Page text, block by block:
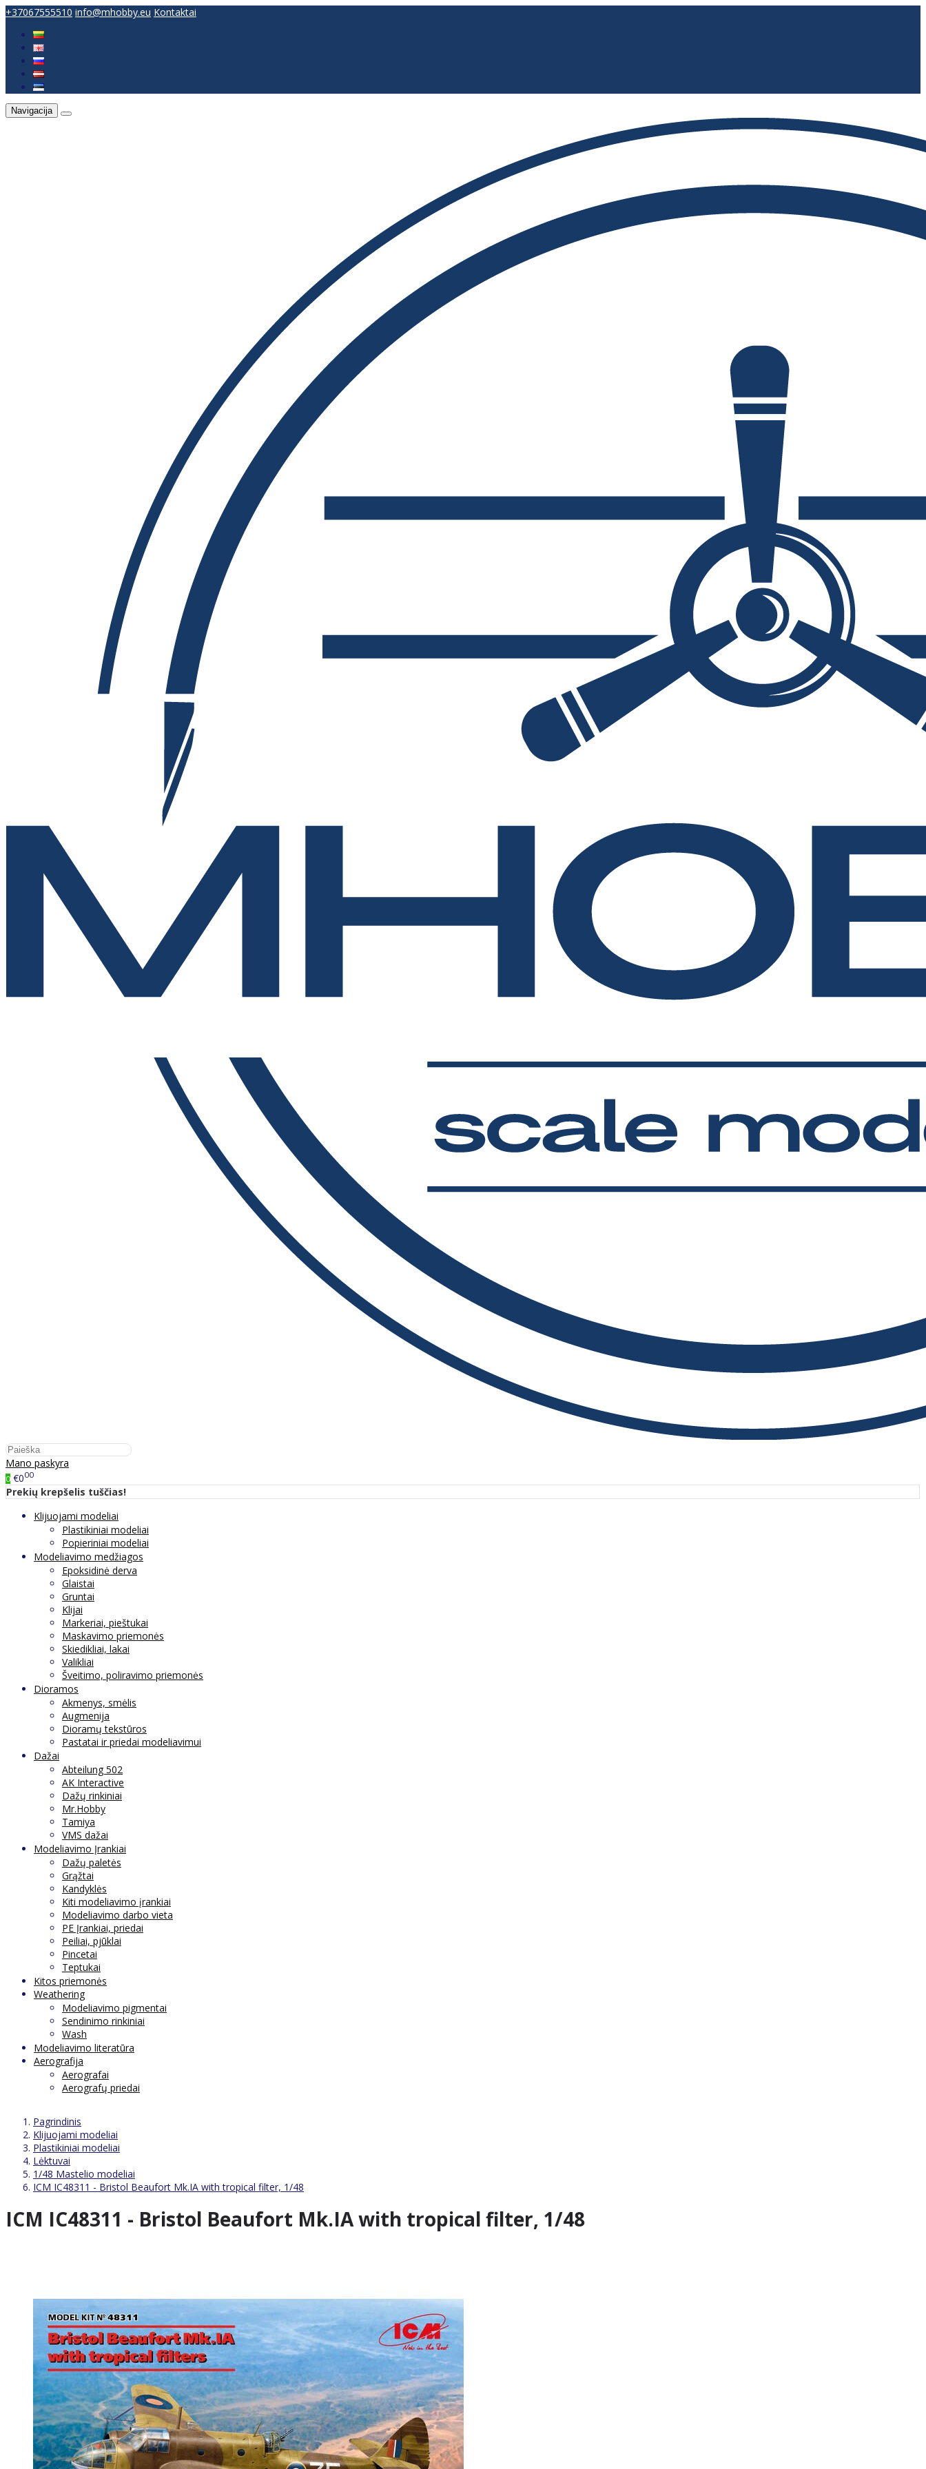
+37067555510 info@mhobby.eu Kontaktai
Navigacija
Mano paskyra
0 €000
Prekių krepšelis tuščias!
Klijuojami modeliai
Plastikiniai modeliai
Popieriniai modeliai
Modeliavimo medžiagos
Epoksidinė derva
Glaistai
Gruntai
Klijai
Markeriai, pieštukai
Maskavimo priemonės
Skiedikliai, lakai
Valikliai
Šveitimo, poliravimo priemonės
Dioramos
Akmenys, smėlis
Augmenija
Dioramų tekstūros
Pastatai ir priedai modeliavimui
Dažai
Abteilung 502
AK Interactive
Dažų rinkiniai
Mr.Hobby
Tamiya
VMS dažai
Modeliavimo Įrankiai
Dažų paletės
Grąžtai
Kandyklės
Kiti modeliavimo įrankiai
Modeliavimo darbo vieta
PE Įrankiai, priedai
Peiliai, pjūklai
Pincetai
Teptukai
Kitos priemonės
Weathering
Modeliavimo pigmentai
Sendinimo rinkiniai
Wash
Modeliavimo literatūra
Aerografija
Aerografai
Aerografų priedai
Pagrindinis
Klijuojami modeliai
Plastikiniai modeliai
Lėktuvai
1/48 Mastelio modeliai
ICM IC48311 - Bristol Beaufort Mk.IA with tropical filter, 1/48
ICM IC48311 - Bristol Beaufort Mk.IA with tropical filter, 1/48